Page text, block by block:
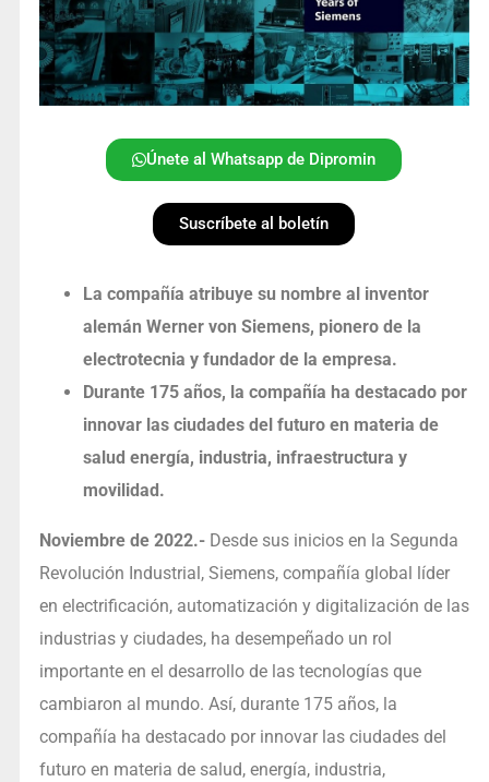
Únete al Whatsapp de Dipromin
Suscríbete al boletín
La compañía atribuye su nombre al inventor
alemán Werner von Siemens, pionero de la
electrotecnia y fundador de la empresa.
Durante 175 años, la compañía ha destacado por
innovar las ciudades del futuro en materia de
salud energía, industria, infraestructura y
movilidad.
Noviembre de 2022.- Desde sus inicios en la Segunda
Revolución Industrial, Siemens, compañía global líder
en electrificación, automatización y digitalización de las
industrias y ciudades, ha desempeñado un rol
importante en el desarrollo de las tecnologías que
cambiaron al mundo. Así, durante 175 años, la
compañía ha destacado por innovar las ciudades del
futuro en materia de salud, energía, industria,